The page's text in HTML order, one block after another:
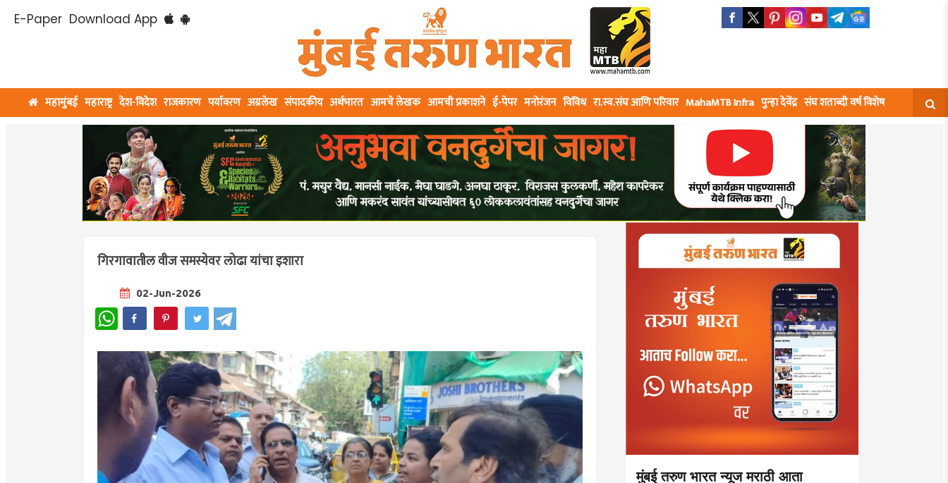
E-Paper Download App
महामुंबई महाराष्ट्र देश-विदेश राजकारण पर्यावरण अग्रलेख संपादकीय अर्थभारत आमचे लेखक आमची प्रकाशने ई-पेपर मनोरंजन विविध रा.स्व.संघ आणि परिवार MahaMTB Infra पुन्हा देवेंद्र संघ शताब्दी वर्ष विशेष
गिरगावातील वीज समस्येवर लोढा यांचा इशारा
02-Jun-2026
WhatsApp
मुंबई तरुण भारत न्यूज मराठी आता